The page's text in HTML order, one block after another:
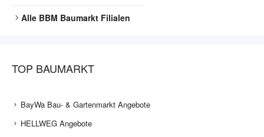
Alle BBM Baumarkt Filialen
TOP BAUMARKT
BayWa Bau- & Gartenmarkt Angebote
HELLWEG Angebote